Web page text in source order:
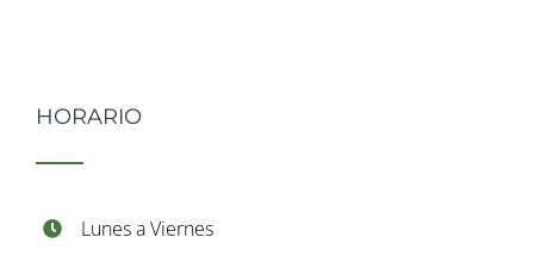
HORARIO
Lunes a Viernes